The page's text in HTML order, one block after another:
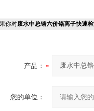
你对废水中总铬六价铬离子快速
产品：
您的单位：